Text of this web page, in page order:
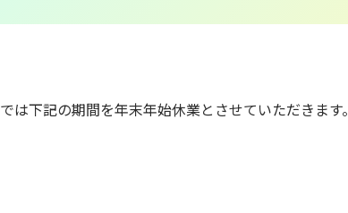
下記の期間を年末年始休業とさせていただきます。